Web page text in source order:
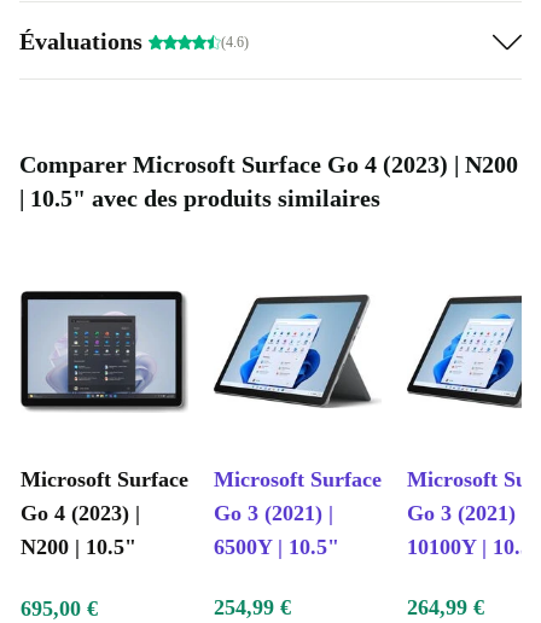
Évaluations (4.6)
Comparer Microsoft Surface Go 4 (2023) | N200
| 10.5" avec des produits similaires
Microsoft Surface
Go 4 (2023) |
N200 | 10.5"
Microsoft Surface
Go 3 (2021) |
6500Y | 10.5"
Microsoft
Go 3 (2021) |
10100Y |
695,00 € 254,99 € 264,99 €